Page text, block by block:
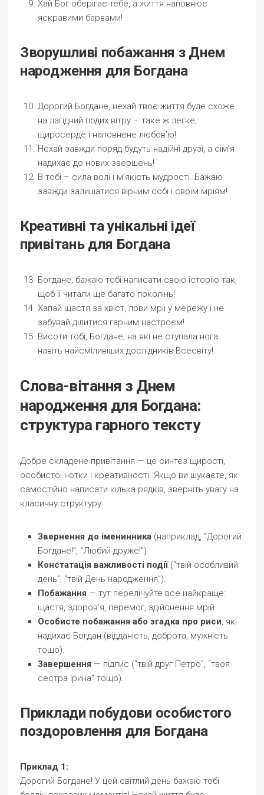
Хай Бог оберігає тебе, а життя наповнює
яскравими барвами!
Зворушливі побажання з Днем
народження для Богдана
Дорогий Богдане, нехай твоє життя буде схоже
на лагідний подих вітру – таке ж легке,
щиросерде і наповнене любов’ю!
Нехай завжди поряд будуть надійні друзі, а сім’я
надихає до нових звершень!
В тобі – сила волі і м’якість мудрості. Бажаю
завжди залишатися вірним собі і своїм мріям!
Креативні та унікальні ідеї
привітань для Богдана
Богдане, бажаю тобі написати свою історію так,
щоб її читали ще багато поколінь!
Хапай щастя за хвіст, лови мрії у мережу і не
забувай ділитися гарним настроєм!
Висоти тобі, Богдане, на які не ступала нога
навіть найсміливіших дослідників Всесвіту!
Слова-вітання з Днем
народження для Богдана:
структура гарного тексту
Добре складене привітання — це синтез щирості,
особистої нотки і креативності. Якщо ви шукаєте, як
самостійно написати кілька рядків, зверніть увагу на
класичну структуру:
Звернення до іменинника (наприклад, “Дорогий
Богдане!”, “Любий друже!”).
Констатація важливості події(“твій особливий
день”, “твій День народження”).
Побажання — тут перелічуйте все найкраще:
щастя, здоров’я, перемог, здійснення мрій.
Особисте побажання або згадка про риси, які
надихає Богдан (відданість, доброта, мужність
тощо).
Завершення — підпис (“твій друг Петро”, “твоя
сестра Ірина” тощо).
Приклади побудови особистого
поздоровлення для Богдана
Приклад 1:
Дорогий Богдане! У цей світлий день бажаю тобі